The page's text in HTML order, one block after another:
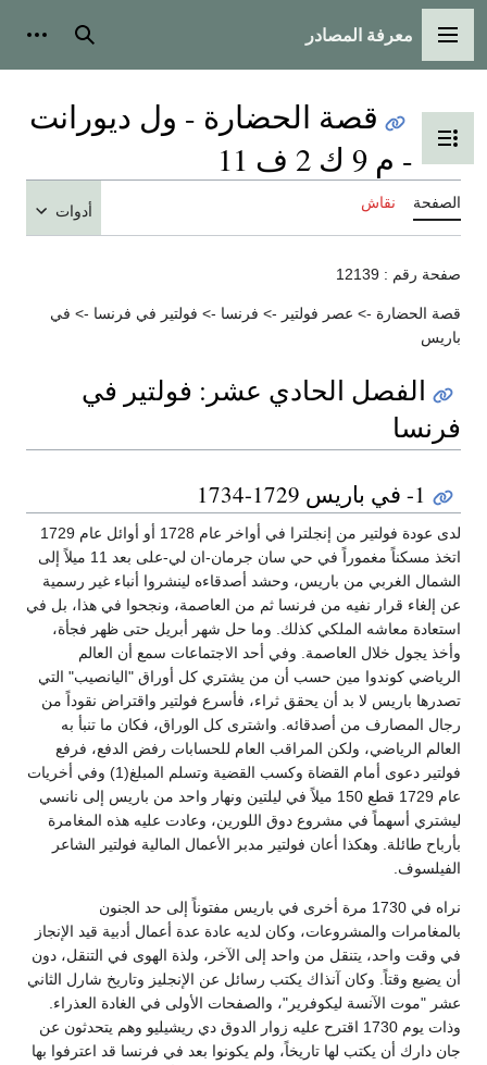
القائمة الرئيسية
معرفة المصادر بحث
تبديل عرض جدول المحتويات
قصة الحضارة - ول ديورانت
- م 9 ك 2 ف 11
الصفحة نقاش أدوات
صفحة رقم : 12139
قصة الحضارة -> عصر فولتير -> فرنسا -> فولتير في فرنسا -> في
باريس
الفصل الحادي عشر: فولتير في
فرنسا
1- في باريس 1729-1734
لدى عودة فولتير من إنجلترا في أواخر عام 1728 أو أوائل عام 1729
اتخذ مسكناً مغموراً في حي سان جرمان-ان لي-على بعد 11 ميلاً إلى
الشمال الغربي من باريس، وحشد أصدقاءه لينشروا أنباء غير رسمية
عن إلغاء قرار نفيه من فرنسا ثم من العاصمة، ونجحوا في هذا، بل في
استعادة معاشه الملكي كذلك. وما حل شهر أبريل حتى ظهر فجأة،
وأخذ يجول خلال العاصمة. وفي أحد الاجتماعات سمع أن العالم
الرياضي كوندوا مين حسب أن من يشتري كل أوراق "اليانصيب" التي
تصدرها باريس لا بد أن يحقق ثراء، فأسرع فولتير واقتراض نقوداً من
رجال المصارف من أصدقائه. واشترى كل الوراق، فكان ما تنبأ به
العالم الرياضي، ولكن المراقب العام للحسابات رفض الدفع، فرفع
فولتير دعوى أمام القضاة وكسب القضية وتسلم المبلغ(1) وفي أخريات
عام 1729 قطع 150 ميلاً في ليلتين ونهار واحد من باريس إلى نانسي
ليشتري أسهماً في مشروع دوق اللورين، وعادت عليه هذه المغامرة
بأرباح طائلة. وهكذا أعان فولتير مدبر الأعمال المالية فولتير الشاعر
الفيلسوف.
نراه في 1730 مرة أخرى في باريس مفتوناً إلى حد الجنون
بالمغامرات والمشروعات، وكان لديه عادة عدة أعمال أدبية قيد الإنجاز
في وقت واحد، يتنقل من واحد إلى الآخر، ولذة الهوى في التنقل، دون
أن يضيع وقتاً. وكان آنذاك يكتب رسائل عن الإنجليز وتاريخ شارل الثاني
عشر "موت الآنسة ليكوفرير"، والصفحات الأولى في الغادة العذراء.
وذات يوم 1730 اقترح عليه زوار الدوق دي ريشيليو وهم يتحدثون عن
جان دارك أن يكتب لها تاريخاً، ولم يكونوا بعد في فرنسا قد اعترفوا بها